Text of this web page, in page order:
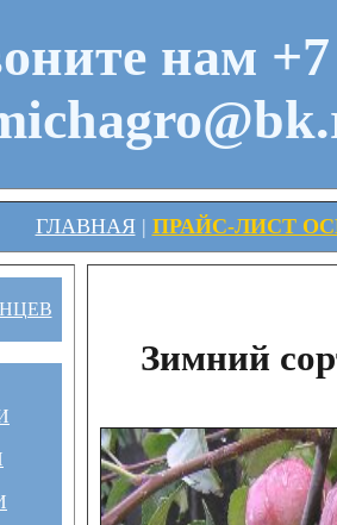
нам
ГЛАВНАЯ| ПРАЙС-ЛИСТ
Зимний